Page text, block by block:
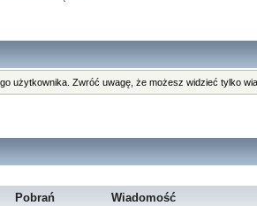
użytkownika. Zwróć uwagę, że możesz widzieć tylko
Pobrań Wiadomość